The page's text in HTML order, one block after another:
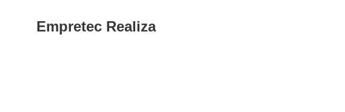
Empretec Realiza